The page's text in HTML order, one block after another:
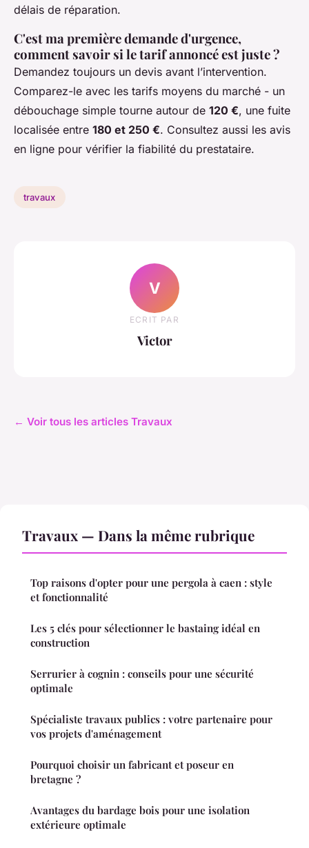
délais de réparation.
C'est ma première demande d'urgence,
comment savoir si le tarif annoncé est juste ?
Demandez toujours un devis avant l’intervention.
Comparez-le avec les tarifs moyens du marché - un
débouchage simple tourne autour de 120 €, une fuite
localisée entre 180 et 250 €. Consultez aussi les avis
en ligne pour vérifier la fiabilité du prestataire.
travaux
V
ECRIT PAR
Victor
← Voir tous les articles Travaux
Travaux — Dans la même rubrique
Top raisons d'opter pour une pergola à caen : style
et fonctionnalité
Les 5 clés pour sélectionner le bastaing idéal en
construction
Serrurier à cognin : conseils pour une sécurité
optimale
Spécialiste travaux publics : votre partenaire pour
vos projets d'aménagement
Pourquoi choisir un fabricant et poseur en
bretagne ?
Avantages du bardage bois pour une isolation
extérieure optimale